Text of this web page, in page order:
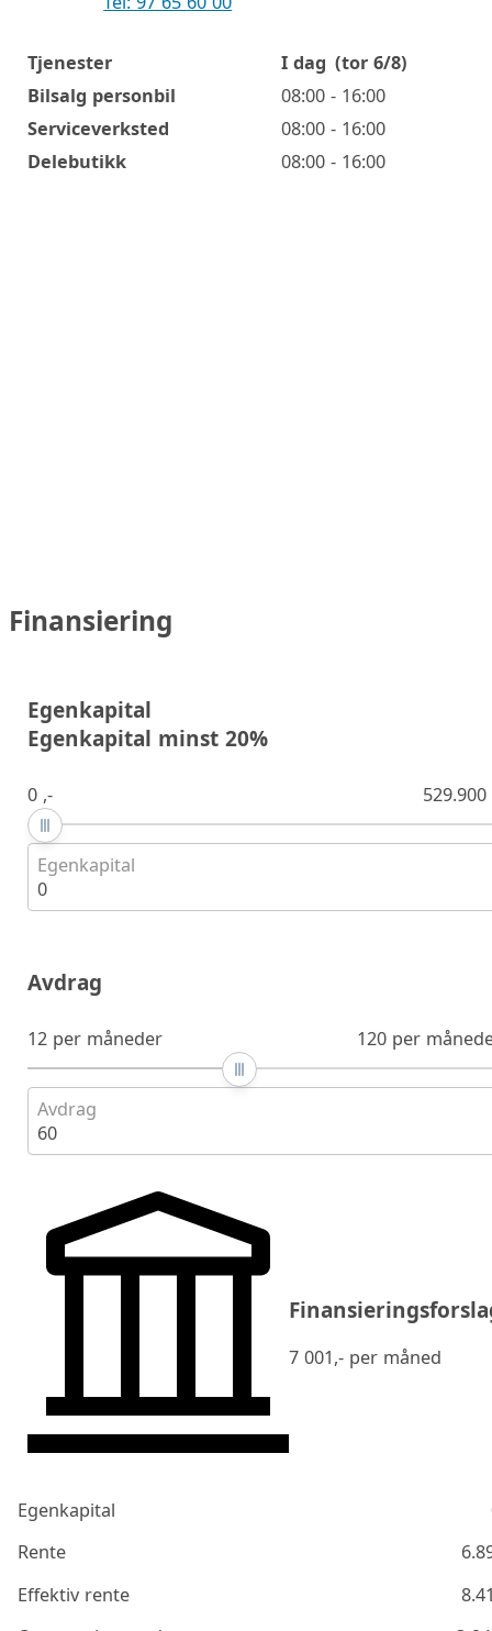
Åpningstider
Tjenester I dag (tor 6/8)
Bilsalg personbil
08:00 - 16:00
Serviceverksted
08:00 - 16:00
Delebutikk
08:00 - 16:00
Finansiering
Egenkapital
Egenkapital minst 20%
0 ,- 529.900
Egenkapital
0
Avdrag
12 per måneder 120 per
Avdrag
60
7 001,- per måned
Egenkapital
Rente
Effektiv rente